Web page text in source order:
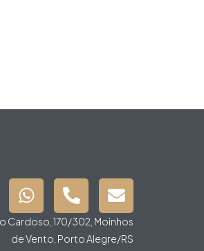
Cardoso, 170/302, Moinhos
de Vento, Porto Alegre/RS